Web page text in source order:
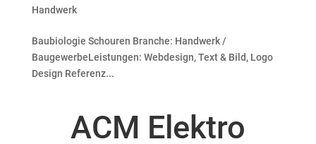
Handwerk
Baubiologie Schouren Branche: Handwerk /
BaugewerbeLeistungen: Webdesign, Text & Bild, Logo
Design Referenz...
ACM Elektro